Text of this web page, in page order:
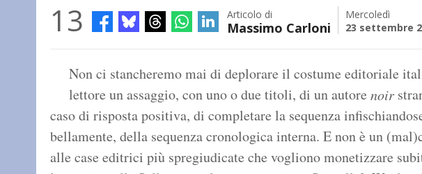
13 Articolo di
Massimo Carloni
Mercoledì
23 settembre
Non ci stancheremo mai di deplorare il costume editoriale
lettore un assaggio, con uno o due titoli, di un autore noir
caso di risposta positiva, di completare la sequenza
bellamente, della sequenza cronologica interna. E non è un
alle case editrici più spregiudicate che vogliono monetizzare